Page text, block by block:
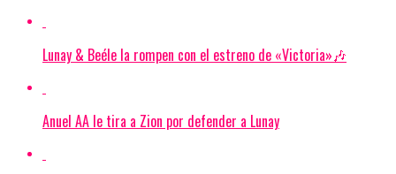
Lunay & Beéle la rompen con el estreno de «Victoria»🎶
Anuel AA le tira a Zion por defender a Lunay